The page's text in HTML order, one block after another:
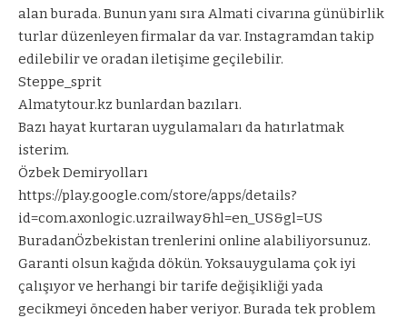
alan burada. Bunun yanı sıra Almati civarına günübirlik
turlar düzenleyen firmalar da var. Instagramdan takip
edilebilir ve oradan iletişime geçilebilir.
Steppe_sprit
Almatytour.kz bunlardan bazıları.
Bazı hayat kurtaran uygulamaları da hatırlatmak
isterim.
Özbek Demiryolları
https://play.google.com/store/apps/details?
id=com.axonlogic.uzrailway&hl=en_US&gl=US
BuradanÖzbekistan trenlerini online alabiliyorsunuz.
Garanti olsun kağıda dökün. Yoksauygulama çok iyi
çalışıyor ve herhangi bir tarife değişikliği yada
gecikmeyi önceden haber veriyor. Burada tek problem